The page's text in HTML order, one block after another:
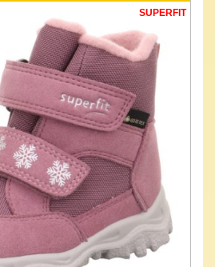
SUPERFIT